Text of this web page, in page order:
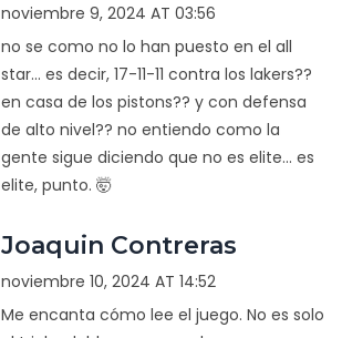
noviembre 9, 2024 AT 03:56
no se como no lo han puesto en el all
star... es decir, 17-11-11 contra los lakers??
en casa de los pistons?? y con defensa
de alto nivel?? no entiendo como la
gente sigue diciendo que no es elite... es
elite, punto. 🤯
Joaquin Contreras
noviembre 10, 2024 AT 14:52
Me encanta cómo lee el juego. No es solo